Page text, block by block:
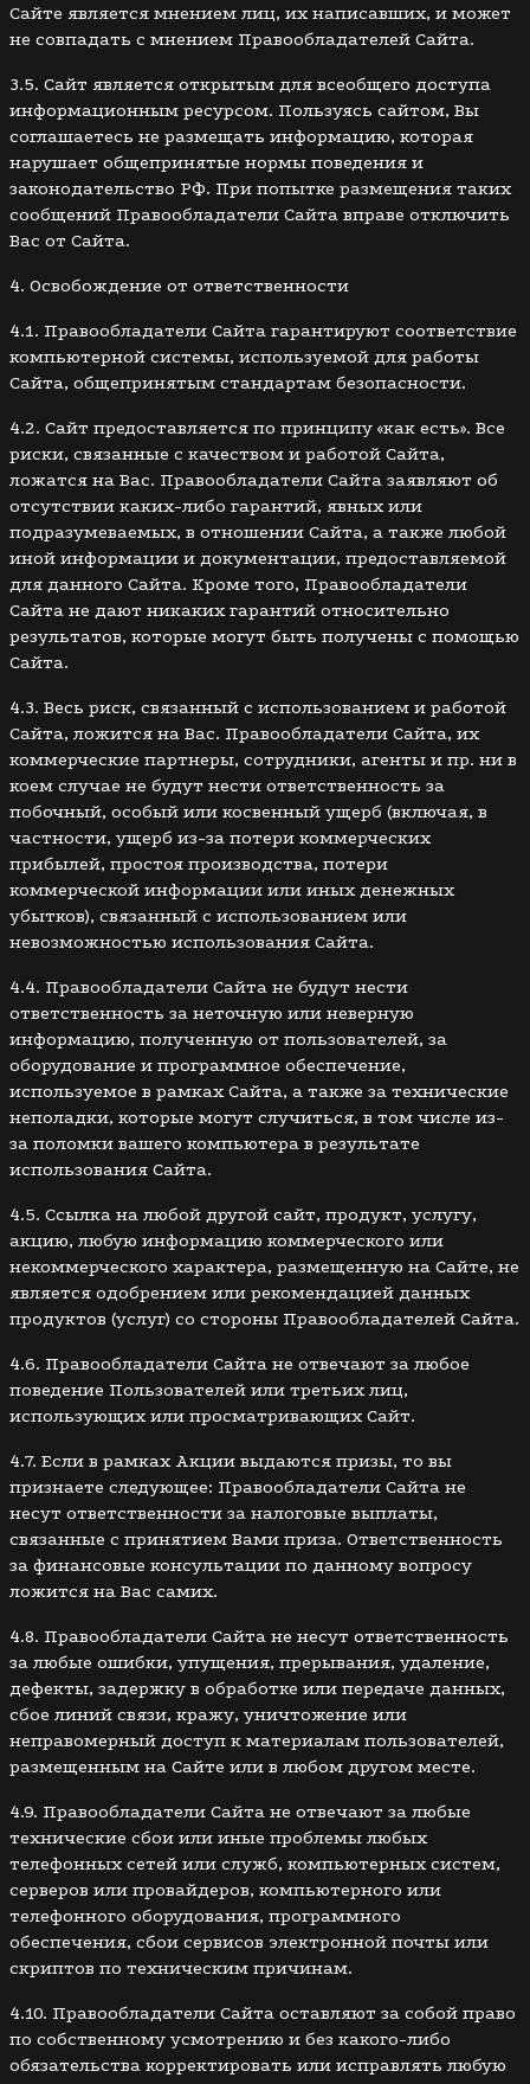
Сайте является мнением лиц, их написавших, и может
не совпадать с мнением Правообладателей Сайта.
3.5. Сайт является открытым для всеобщего доступа
информационным ресурсом. Пользуясь сайтом, Вы
соглашаетесь не размещать информацию, которая
нарушает общепринятые нормы поведения и
законодательство РФ. При попытке размещения таких
сообщений Правообладатели Сайта вправе отключить
Вас от Сайта.
4. Освобождение от ответственности
4.1. Правообладатели Сайта гарантируют соответствие
компьютерной системы, используемой для работы
Сайта, общепринятым стандартам безопасности.
4.2. Сайт предоставляется по принципу «как есть». Все
риски, связанные с качеством и работой Сайта,
ложатся на Вас. Правообладатели Сайта заявляют об
отсутствии каких-либо гарантий, явных или
подразумеваемых, в отношении Сайта, а также любой
иной информации и документации, предоставляемой
для данного Сайта. Кроме того, Правообладатели
Сайта не дают никаких гарантий относительно
результатов, которые могут быть получены с помощью
Сайта.
4.3. Весь риск, связанный с использованием и работой
Сайта, ложится на Вас. Правообладатели Сайта, их
коммерческие партнеры, сотрудники, агенты и пр. ни в
коем случае не будут нести ответственность за
побочный, особый или косвенный ущерб (включая, в
частности, ущерб из-за потери коммерческих
прибылей, простоя производства, потери
коммерческой информации или иных денежных
убытков), связанный с использованием или
невозможностью использования Сайта.
4.4. Правообладатели Сайта не будут нести
ответственность за неточную или неверную
информацию, полученную от пользователей, за
оборудование и программное обеспечение,
используемое в рамках Сайта, а также за технические
неполадки, которые могут случиться, в том числе из-
за поломки вашего компьютера в результате
использования Сайта.
4.5. Ссылка на любой другой сайт, продукт, услугу,
акцию, любую информацию коммерческого или
некоммерческого характера, размещенную на Сайте, не
является одобрением или рекомендацией данных
продуктов (услуг) со стороны Правообладателей Сайта.
4.6. Правообладатели Сайта не отвечают за любое
поведение Пользователей или третьих лиц,
использующих или просматривающих Сайт.
4.7. Если в рамках Акции выдаются призы, то вы
признаете следующее: Правообладатели Сайта не
несут ответственности за налоговые выплаты,
связанные с принятием Вами приза. Ответственность
за финансовые консультации по данному вопросу
ложится на Вас самих.
4.8. Правообладатели Сайта не несут ответственность
за любые ошибки, упущения, прерывания, удаление,
дефекты, задержку в обработке или передаче данных,
сбое линий связи, кражу, уничтожение или
неправомерный доступ к материалам пользователей,
размещенным на Сайте или в любом другом месте.
4.9. Правообладатели Сайта не отвечают за любые
технические сбои или иные проблемы любых
телефонных сетей или служб, компьютерных систем,
серверов или провайдеров, компьютерного или
телефонного оборудования, программного
обеспечения, сбои сервисов электронной почты или
скриптов по техническим причинам.
4.10. Правообладатели Сайта оставляют за собой право
по собственному усмотрению и без какого-либо
обязательства корректировать или исправлять любую